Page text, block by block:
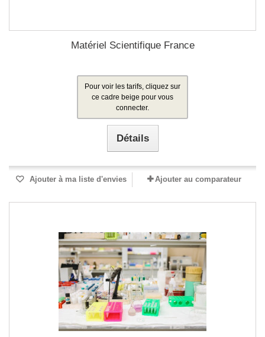
Matériel Scientifique France
Pour voir les tarifs, cliquez sur
ce cadre beige pour vous
connecter.
Détails
Ajouter à ma liste d'envies Ajouter au comparateur